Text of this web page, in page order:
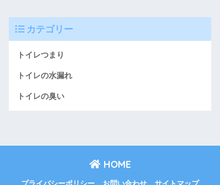
カテゴリー
トイレつまり
トイレの水漏れ
トイレの臭い
HOME